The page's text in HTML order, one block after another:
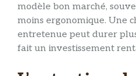
modèle bon marché,
moins ergonomique. Une
entretenue peut durer
fait un investissement